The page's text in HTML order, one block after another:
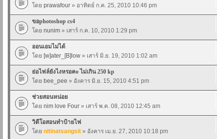
โดย prawafour » อาทิตย์ ก.ค. 25, 2010 10:46 pm
ขอphotoshop cs4
โดย nunim » เสาร์ ก.ค. 10, 2010 1:29 pm
ออนเอมไม่ได้
โดย [w]ater_[B]low » เสาร์ มิ.ย. 19, 2010 1:02 am
ย่อไฟล์ยังไงหรอคะ ไม่เกิน 250 kp
โดย bee_pee » อังคาร มิ.ย. 15, 2010 4:51 pm
ช่วยสอนหน่อย
โดย nim love Four » เสาร์ พ.ค. 08, 2010 12:45 am
วิดีโอสอนทำป้ายไฟ
โดย nitinatsangsit » อังคาร เม.ย. 27, 2010 10:18 pm